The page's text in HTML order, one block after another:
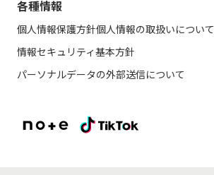
各種情報
個人情報保護方針個人情報の取扱いについて
情報セキュリティ基本方針
パーソナルデータの外部送信について